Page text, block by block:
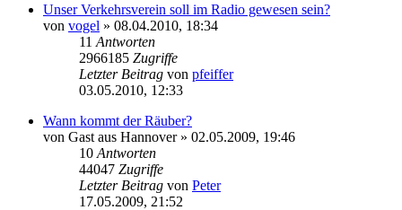
Unser Verkehrsverein soll im Radio gewesen sein?
von vogel » 08.04.2010, 18:34
11 Antworten
2966185 Zugriffe
Letzter Beitrag von pfeiffer
03.05.2010, 12:33
Wann kommt der Räuber?
von Gast aus Hannover» 02.05.2009, 19:46
10 Antworten
44047 Zugriffe
Letzter Beitrag von Peter
17.05.2009, 21:52